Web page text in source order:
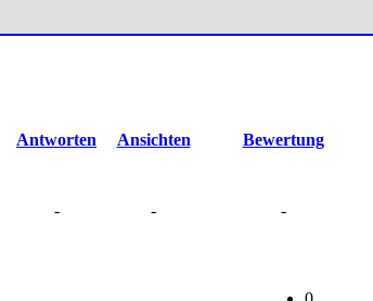
Antworten Ansichten Bewertung
- - -